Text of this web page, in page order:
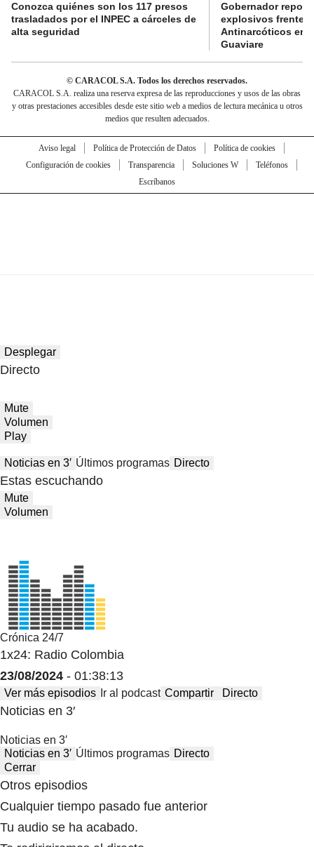
Conozca quiénes son los 117 presos
trasladados por el INPEC a cárceles de
alta seguridad
Gobernador
explosivos frente a
Antinarcóticos en
Guaviare
© CARACOL S.A. Todos los derechos reservados.
CARACOL S.A. realiza una reserva expresa de las reproducciones y usos de las obras
y otras prestaciones accesibles desde este sitio web a medios de lectura mecánica u otros
medios que resulten adecuados.
Aviso legal Política de Protección de Datos
Política de cookies
Configuración de cookies
Transparencia Soluciones W
Teléfonos
Escríbanos
Desplegar
Directo
Mute
Volumen
Play
Noticias en 3′ Últimos programas Directo
Estas escuchando
Mute
Volumen
Crónica 24/7
1x24: Radio Colombia
23/08/2024 - 01:38:13
Ver más episodios Ir al podcast Compartir Directo
Noticias en 3′
Noticias en 3′
Noticias en 3′ Últimos programas Directo
Cerrar
Otros episodios
Cualquier tiempo pasado fue anterior
Tu audio se ha acabado.